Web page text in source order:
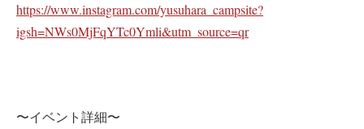
https://www.instagram.com/yusuhara_campsite?
igsh=NWs0MjFqYTc0Ymli&utm_source=qr
〜イベント詳細〜